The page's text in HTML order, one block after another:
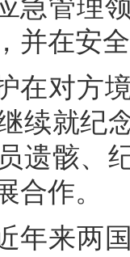
急管理
并在安
在对方
续就纪
遗骸、
合作。
年来两